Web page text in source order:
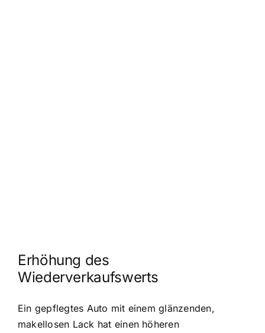
Erhöhung des
Wiederverkaufswerts
Ein gepflegtes Auto mit einem glänzenden,
makellosen Lack hat einen höheren